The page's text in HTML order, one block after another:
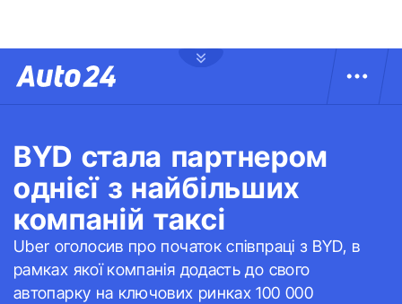
BYD стала партнером
однієї з найбільших
компаній таксі
Uber оголосив про початок співпраці з BYD, в
рамках якої компанія додасть до свого
автопарку на ключових ринках 100 000